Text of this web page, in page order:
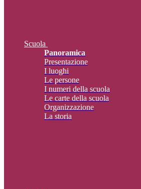
Scuola
Panoramica
Presentazione
I luoghi
Le persone
I numeri della scuola
Le carte della scuola
Organizzazione
La storia